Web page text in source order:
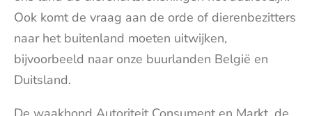
Ook komt de vraag aan de orde of dierenbezitters
naar het buitenland moeten uitwijken,
bijvoorbeeld naar onze buurlanden België en
Duitsland.